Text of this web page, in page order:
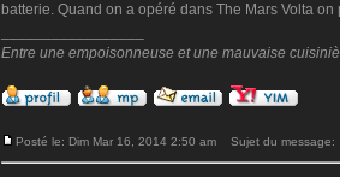
batterie. Quand on a opéré dans The Mars Volta
Entre une empoisonneuse et une mauvaise
Posté le: Dim Mar 16, 2014 2:50 am Sujet du message: